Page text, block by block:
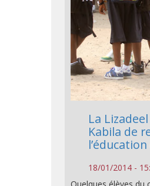
La
Kabila de
18/01/2014 -